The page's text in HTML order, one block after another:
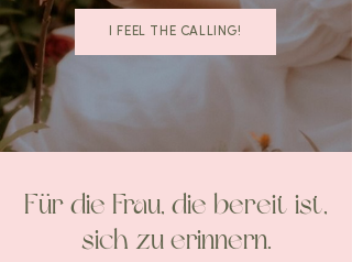
I FEEL THE CALLING!
Für die Frau, die bereit ist,
sich zu erinnern.